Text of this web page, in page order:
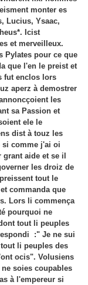
monter es
Lucius, Ysaac,
Icist
et merveilleux.
Pylates pour ce que
que l'en le preist et
fut enclos lors
aperz à demostrer
les
sa Passion et
ele le
dist à touz les
si comme j'ai oi
aide et se il
les droiz de
tout le
commanda que
Lors li commença
pourquoi ne
tout li peuples
:" Je ne sui
li peuples des
ocis". Volusiens
soies coupables
à l'empereur si